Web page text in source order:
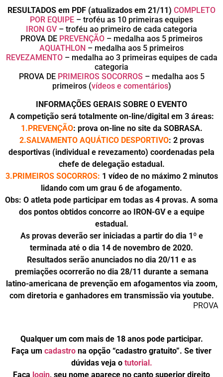
RESULTADOS em PDF (atualizados em 21/11) COMPLETO
POR EQUIPE – troféu as 10 primeiras equipes
IRON GV – troféu ao primeiro de cada categoria
PROVA DE PREVENÇÃO – medalha aos 5 primeiros
AQUATHLON – medalha aos 5 primeiros
REVEZAMENTO– medalha ao 3 primeiras equipes de cada
categoria
PROVA DE PRIMEIROS SOCORROS – medalha aos 5
primeiros (vídeos e comentários)
INFORMAÇÕES GERAIS SOBRE O EVENTO
A competição será totalmente on-line/digital em 3 áreas:
1.PREVENÇÃO: prova on-line no site da SOBRASA.
2.SALVAMENTO AQUÁTICO DESPORTIVO: 2 provas
desportivas (individual e revezamento) coordenadas pela
chefe de delegação estadual.
3.PRIMEIROS SOCORROS: 1 vídeo de no máximo 2 minutos
lidando com um grau 6 de afogamento.
Obs: O atleta pode participar em todas as 4 provas. A soma
dos pontos obtidos concorre ao IRON-GV e a equipe
estadual.
As provas deverão ser iniciadas a partir do dia 1º e
terminada até o dia 14 de novembro de 2020.
Resultados serão anunciados no dia 20/11 e as
premiações ocorrerão no dia 28/11 durante a semana
latino-americana de prevenção em afogamentos via zoom,
com diretoria e ganhadores em transmissão via youtube.
PROVA
Qualquer um com mais de 18 anos pode participar.
Faça um cadastro na opção “cadastro gratuito”. Se tiver
dúvidas veja o tutorial.
Faça login, seu nome aparece no canto superior direito